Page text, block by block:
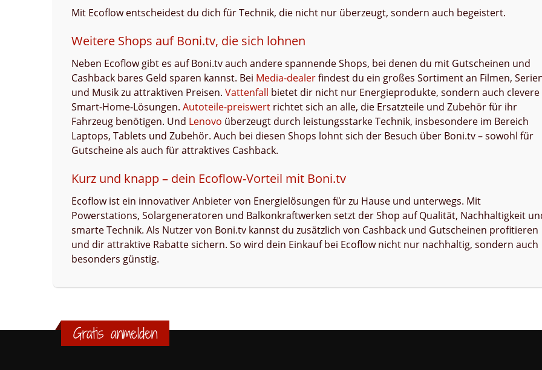
Mit Ecoflow entscheidest du dich für Technik, die nicht nur überzeugt, sondern auch begeistert.
Weitere Shops auf Boni.tv, die sich lohnen
Neben Ecoflow gibt es auf Boni.tv auch andere spannende Shops, bei denen du mit Gutscheinen und
Cashback bares Geld sparen kannst. Bei Media-dealerfindest du ein großes Sortiment an Filmen,
und Musik zu attraktiven Preisen. Vattenfall bietet dir nicht nur Energieprodukte, sondern auch clevere
Smart-Home-Lösungen. Autoteile-preiswert richtet sich an alle, die Ersatzteile und Zubehör für ihr
Fahrzeug benötigen. Und Lenovo überzeugt durch leistungsstarke Technik, insbesondere im Bereich
Laptops, Tablets und Zubehör. Auch bei diesen Shops lohnt sich der Besuch über Boni.tv – sowohl für
Gutscheine als auch für attraktives Cashback.
Kurz und knapp – dein Ecoflow-Vorteil mit Boni.tv
Ecoflow ist ein innovativer Anbieter von Energielösungen für zu Hause und unterwegs. Mit
Powerstations, Solargeneratoren und Balkonkraftwerken setzt der Shop auf Qualität, Nachhaltigkeit
smarte Technik. Als Nutzer von Boni.tv kannst du zusätzlich von Cashback und Gutscheinen profitieren
und dir attraktive Rabatte sichern. So wird dein Einkauf bei Ecoflow nicht nur nachhaltig, sondern auch
besonders günstig.
Gratis anmelden